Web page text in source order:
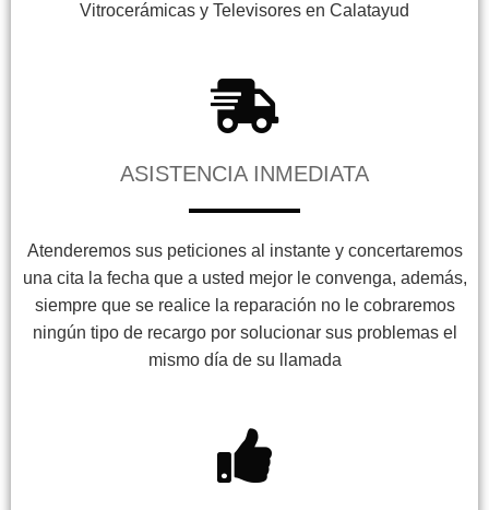
Vitrocerámicas y Televisores en Calatayud
ASISTENCIA INMEDIATA
Atenderemos sus peticiones al instante y concertaremos
una cita la fecha que a usted mejor le convenga, además,
siempre que se realice la reparación no le cobraremos
ningún tipo de recargo por solucionar sus problemas el
mismo día de su llamada